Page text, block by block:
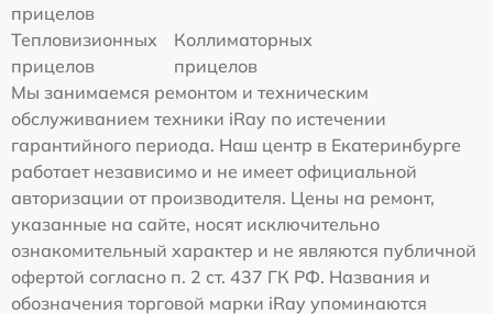
прицелов
Тепловизионных
прицелов
Коллиматорных
прицелов
Мы занимаемся ремонтом и техническим
обслуживанием техники iRay по истечении
гарантийного периода. Наш центр в Екатеринбурге
работает независимо и не имеет официальной
авторизации от производителя. Цены на ремонт,
указанные на сайте, носят исключительно
ознакомительный характер и не являются публичной
офертой согласно п. 2 ст. 437 ГК РФ. Названия и
обозначения торговой марки iRay упоминаются